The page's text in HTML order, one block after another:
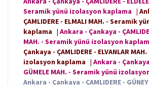
Seramik yünü izolasyon kaplama |
ÇAMLIDERE - ELMALI MAH. - Seramik
kaplama | Ankara - Çankaya -
MAH. - Seramik yünü izolasyon
Çankaya - ÇAMLIDERE - ELVANLAR
izolasyon kaplama | Ankara - Çankaya
GÜMELE MAH. - Seramik yünü
Ankara - Çankaya - ÇAMLIDERE -